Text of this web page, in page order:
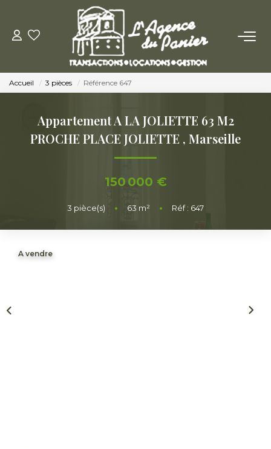
ACHETER
Acheter
Louer
Nos Conseils Aux Locataires
Accueil 3 pièces Référence 647
Appartement A LA JOLIETTE 63 M2
PROCHE PLACE JOLIETTE , Marseille
150 000 €
3 pièce(s) • 63 m² • Réf : 647
A vendre